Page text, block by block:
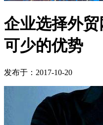
企业选择外
可少的优势
发布于：2017-10-20